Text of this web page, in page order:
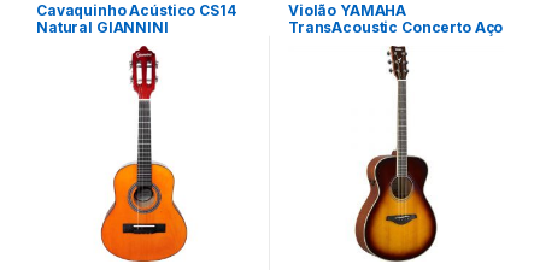
Cavaquinho Acústico CS14
Natural GIANNINI
Violão YAMAHA
TransAcoustic Concerto Aço
FS-TA Brown Sunburst